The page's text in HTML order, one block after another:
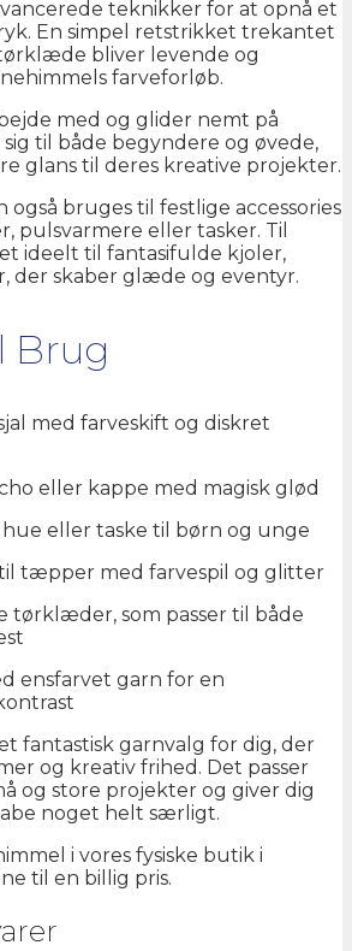
teknikker for at opnå et
En simpel retstrikket trekantet
bliver levende og
farveforløb.
med og glider nemt på
til både begyndere og øvede,
glans til deres kreative projekter.
bruges til festlige accessories
pulsvarmere eller tasker. Til
ideelt til fantasifulde kjoler,
der skaber glæde og eventyr.
Brug
med farveskift og diskret
eller kappe med magisk glød
hue eller taske til børn og unge
tæpper med farvespil og glitter
tørklæder, som passer til både
ensfarvet garn for en
fantastisk garnvalg for dig, der
og kreativ frihed. Det passer
og store projekter og giver dig
noget helt særligt.
i vores fysiske butik i
til en billig pris.